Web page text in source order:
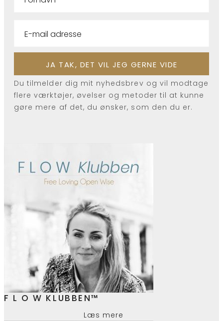
Du tilmelder dig mit nyhedsbrev og vil modtage
flere værktøjer, øvelser og metoder til at kunne
gøre mere af det, du ønsker, som den du er.
F L O W KLUBBEN™
Læs mere